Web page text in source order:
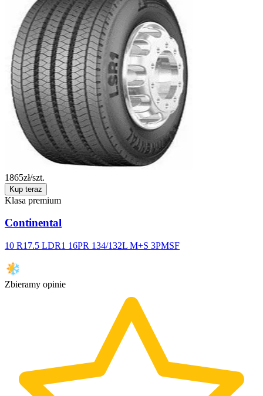
1865zł/szt.
Kup teraz
Klasa premium
Continental
10 R17.5 LDR1 16PR 134/132L M+S 3PMSF
Zbieramy opinie